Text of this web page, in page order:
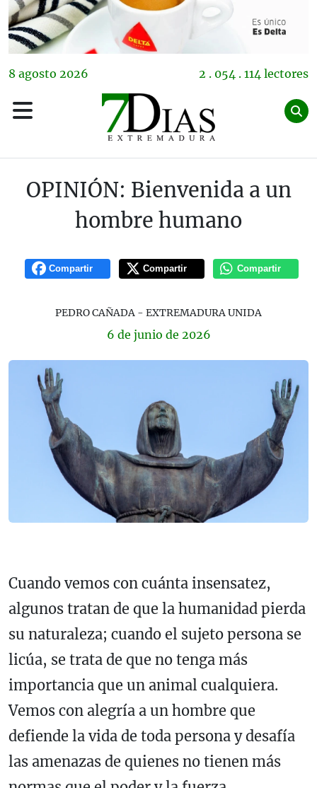
8 agosto 2026 2 . 054 . 114 lectores
OPINIÓN: Bienvenida a un
hombre humano
Compartir Compartir Compartir
PEDRO CAÑADA - EXTREMADURA UNIDA
6 de junio de 2026
Cuando vemos con cuánta insensatez,
algunos tratan de que la humanidad pierda
su naturaleza; cuando el sujeto persona se
licúa, se trata de que no tenga más
importancia que un animal cualquiera.
Vemos con alegría a un hombre que
defiende la vida de toda persona y desafía
las amenazas de quienes no tienen más